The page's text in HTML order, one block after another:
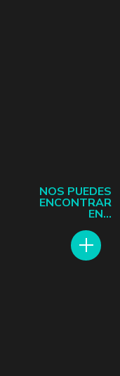
NOS PUEDES
ENCONTRAR
EN...